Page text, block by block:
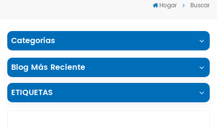
Hogar Buscar
Categorías
Blog Más Reciente
ETIQUETAS